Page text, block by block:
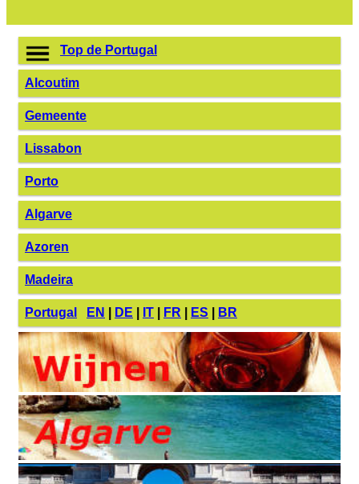
Top de Portugal
Alcoutim
Gemeente
Lissabon
Porto
Algarve
Azoren
Madeira
Portugal EN DE IT FR ES BR